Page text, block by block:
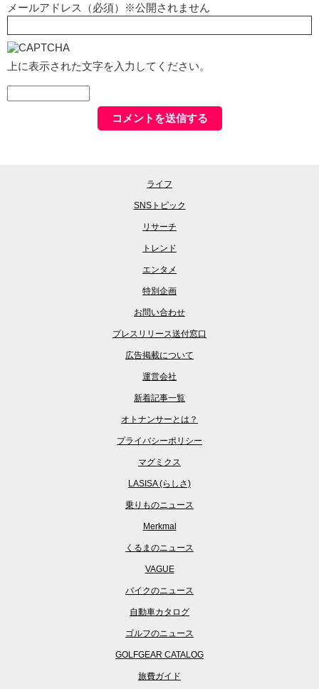
メールアドレス（必須）※公開されません
上に表示された文字を入力してください。
ライフ
SNSトピック
リサーチ
トレンド
エンタメ
特別企画
お問い合わせ
プレスリリース送付窓口
広告掲載について
運営会社
新着記事一覧
オトナンサーとは？
プライバシーポリシー
マグミクス
LASISA (らしさ)
乗りものニュース
Merkmal
くるまのニュース
VAGUE
バイクのニュース
自動車カタログ
ゴルフのニュース
GOLFGEAR CATALOG
旅費ガイド